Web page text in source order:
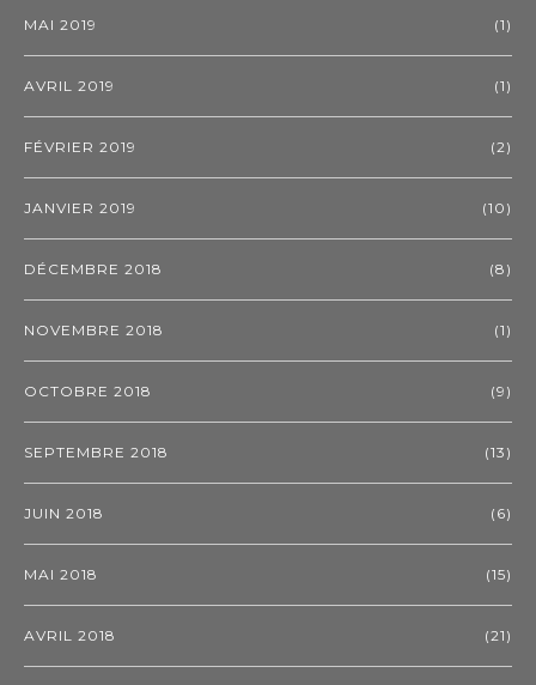
MAI 2019 (1)
AVRIL 2019 (1)
FÉVRIER 2019 (2)
JANVIER 2019 (10)
DÉCEMBRE 2018 (8)
NOVEMBRE 2018 (1)
OCTOBRE 2018 (9)
SEPTEMBRE 2018 (13)
JUIN 2018 (6)
MAI 2018 (15)
AVRIL 2018 (21)